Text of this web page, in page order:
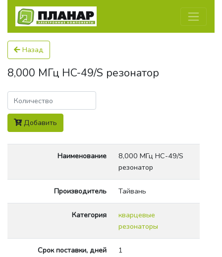
Назад
8,000 МГц HC-49/S резонатор
Количество
Добавить
Наименование
8,000 МГц HC-49/S
резонатор
Производитель Тайвань
Категория
кварцевые
резонаторы
Срок поставки, дней 1